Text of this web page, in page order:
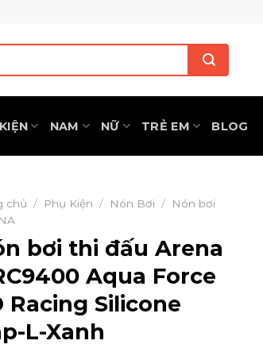
NAM NỮ TRẺ EM BLOG
chủ / Phụ Kiện / Nón Bơi /
Nón bơi
bơi thi đấu Arena
Aqua Force
Racing Silicone
L-Xanh